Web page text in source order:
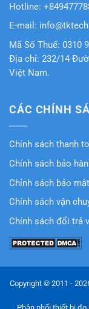
Hotline:
E-mail:
Mã Số Thuế: 0310
Địa chỉ: 232/14
Việt Nam.
CÁC CHÍNH
Chính sách thanh
Chính sách bảo
Chỉnh sách bảo
Chính sách vận
Chính sách đổi trả
Copyright © 2011 -